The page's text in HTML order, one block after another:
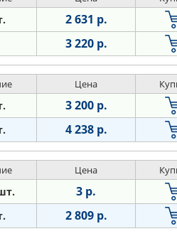
2 631 р.
3 220 р.
Цена
3 200 р.
4 238 р.
Цена
3 р.
2 809 р.